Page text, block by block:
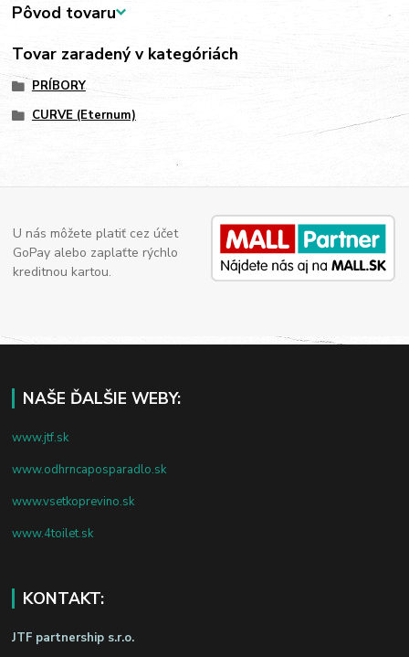
Pôvod tovaru
Tovar zaradený v kategóriách
PRÍBORY
CURVE (Eternum)
U nás môžete platiť cez účet
GoPay alebo zaplaťte rýchlo
kreditnou kartou.
NAŠE ĎALŠIE WEBY:
www.jtf.sk
www.odhrncaposparadlo.sk
www.vsetkoprevino.sk
www.4toilet.sk
KONTAKT:
JTF partnership s.r.o.